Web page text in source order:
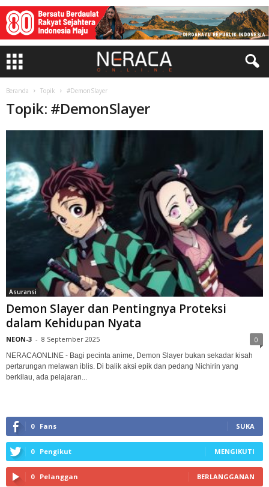
Beranda Topik #DemonSlayer
Topik: #DemonSlayer
Asuransi
Demon Slayer dan Pentingnya Proteksi
dalam Kehidupan Nyata
NEON-3 - 8 September 2025 0
NERACAONLINE - Bagi pecinta anime, Demon Slayer bukan sekadar kisah
pertarungan melawan iblis. Di balik aksi epik dan pedang Nichirin yang
berkilau, ada pelajaran...
0 Fans SUKA
0 Pengikut MENGIKUTI
0 Pelanggan BERLANGGANAN